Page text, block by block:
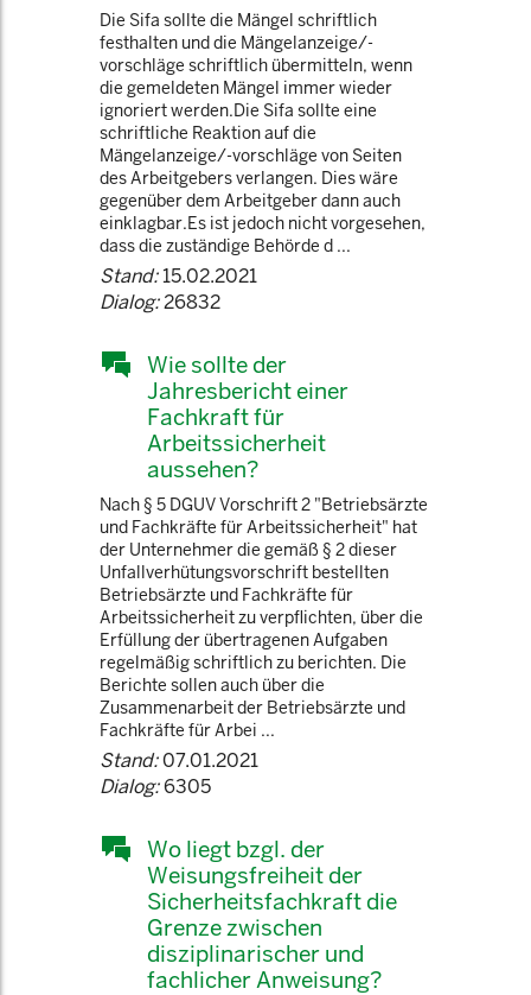
Die Sifa sollte die Mängel schriftlich
festhalten und die Mängelanzeige/-
vorschläge schriftlich übermitteln, wenn
die gemeldeten Mängel immer wieder
ignoriert werden.Die Sifa sollte eine
schriftliche Reaktion auf die
Mängelanzeige/-vorschläge von Seiten
des Arbeitgebers verlangen. Dies wäre
gegenüber dem Arbeitgeber dann auch
einklagbar.Es ist jedoch nicht vorgesehen,
dass die zuständige Behörde d ...
Stand:15.02.2021
Dialog:26832
Wie sollte der
Jahresbericht einer
Fachkraft für
Arbeitssicherheit
aussehen?
Nach § 5 DGUV Vorschrift 2 "Betriebsärzte
und Fachkräfte für Arbeitssicherheit" hat
der Unternehmer die gemäß § 2 dieser
Unfallverhütungsvorschrift bestellten
Betriebsärzte und Fachkräfte für
Arbeitssicherheit zu verpflichten, über die
Erfüllung der übertragenen Aufgaben
regelmäßig schriftlich zu berichten. Die
Berichte sollen auch über die
Zusammenarbeit der Betriebsärzte und
Fachkräfte für Arbei ...
Stand:07.01.2021
Dialog:6305
Wo liegt bzgl. der
Weisungsfreiheit der
Sicherheitsfachkraft die
Grenze zwischen
disziplinarischer und
fachlicher Anweisung?